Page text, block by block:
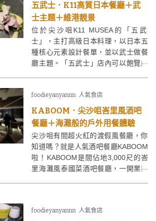
五武士．K11高質日本餐廳＋武
士主題＋維港靚景
位於尖沙咀K11 MUSEA的「五武
士」，主打高級日本料理，以日本五
種核心元素設計餐單，並以武士做餐
廳主題。「五武士」店內可以飽覽維
foodieyanyannn 人氣食店
KABOOM．尖沙咀峇里風酒吧
餐廳＋海灘般的戶外用餐體驗
尖沙咀有間超火紅的渡假風餐廳，你
知道嗎？就是人氣酒吧餐廳KABOOM
啦！KABOOM是間佔地3,000尺的峇
里海灘風泰國菜酒吧餐廳，一開業即
灘一樣！
foodieyanyannn 人氣食店